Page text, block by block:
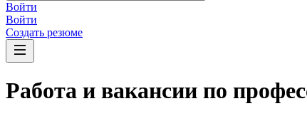
Войти
Войти
Создать резюме
Работа и вакансии по